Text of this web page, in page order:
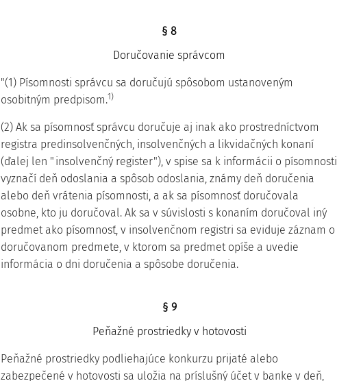
§ 8
Doručovanie správcom
"(1) Písomnosti správcu sa doručujú spôsobom ustanoveným
osobitným predpisom.1)
(2) Ak sa písomnosť správcu doručuje aj inak ako prostredníctvom
registra predinsolvenčných, insolvenčných a likvidačných konaní
(ďalej len "insolvenčný register"), v spise sa k informácii o písomnosti
vyznačí deň odoslania a spôsob odoslania, známy deň doručenia
alebo deň vrátenia písomnosti, a ak sa písomnosť doručovala
osobne, kto ju doručoval. Ak sa v súvislosti s konaním doručoval iný
predmet ako písomnosť, v insolvenčnom registri sa eviduje záznam o
doručovanom predmete, v ktorom sa predmet opíše a uvedie
informácia o dni doručenia a spôsobe doručenia.
§ 9
Peňažné prostriedky v hotovosti
Peňažné prostriedky podliehajúce konkurzu prijaté alebo
zabezpečené v hotovosti sa uložia na príslušný účet v banke v deň,